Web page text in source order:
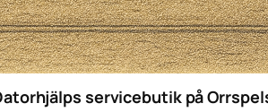
servicebutik på